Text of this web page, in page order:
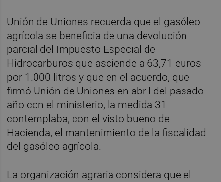
Unión de Uniones recuerda que el gasóleo
agrícola se beneficia de una devolución
parcial del Impuesto Especial de
Hidrocarburos que asciende a 63,71 euros
por 1.000 litros y que en el acuerdo, que
firmó Unión de Uniones en abril del pasado
año con el ministerio, la medida 31
contemplaba, con el visto bueno de
Hacienda, el mantenimiento de la fiscalidad
del gasóleo agrícola.
La organización agraria considera que el